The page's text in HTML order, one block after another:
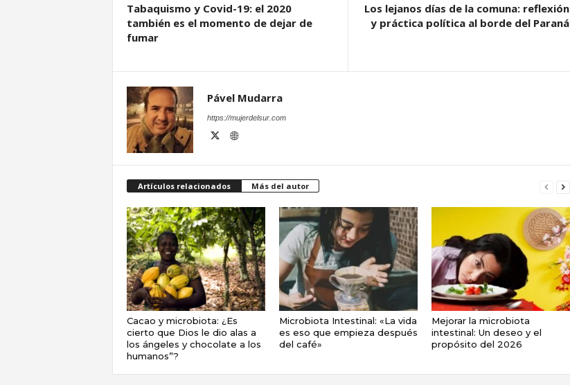
Tabaquismo y Covid-19: el 2020
también es el momento de dejar de
fumar
Los lejanos días de la comuna: reflexión
y práctica política al borde del Paraná
Pável Mudarra
https://mujerdelsur.com
Artículos relacionados Más del autor
Cacao y microbiota: ¿Es
cierto que Dios le dio alas a
los ángeles y chocolate a los
humanos”?
Microbiota Intestinal: «La vida
es eso que empieza después
del café»
Mejorar la microbiota
intestinal: Un deseo y el
propósito del 2026